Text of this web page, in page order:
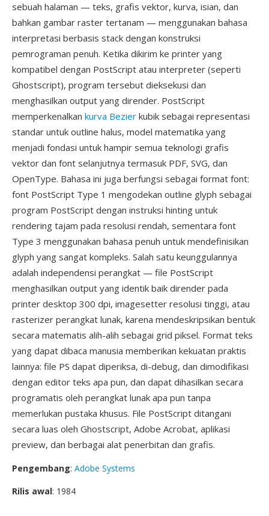
sebuah halaman — teks, grafis vektor, kurva, isian, dan
bahkan gambar raster tertanam — menggunakan bahasa
interpretasi berbasis stack dengan konstruksi
pemrograman penuh. Ketika dikirim ke printer yang
kompatibel dengan PostScript atau interpreter (seperti
Ghostscript), program tersebut dieksekusi dan
menghasilkan output yang dirender. PostScript
memperkenalkan kurva Bezier kubik sebagai representasi
standar untuk outline halus, model matematika yang
menjadi fondasi untuk hampir semua teknologi grafis
vektor dan font selanjutnya termasuk PDF, SVG, dan
OpenType. Bahasa ini juga berfungsi sebagai format font:
font PostScript Type 1 mengodekan outline glyph sebagai
program PostScript dengan instruksi hinting untuk
rendering tajam pada resolusi rendah, sementara font
Type 3 menggunakan bahasa penuh untuk mendefinisikan
glyph yang sangat kompleks. Salah satu keunggulannya
adalah independensi perangkat — file PostScript
menghasilkan output yang identik baik dirender pada
printer desktop 300 dpi, imagesetter resolusi tinggi, atau
rasterizer perangkat lunak, karena mendeskripsikan bentuk
secara matematis alih-alih sebagai grid piksel. Format teks
yang dapat dibaca manusia memberikan kekuatan praktis
lainnya: file PS dapat diperiksa, di-debug, dan dimodifikasi
dengan editor teks apa pun, dan dapat dihasilkan secara
programatis oleh perangkat lunak apa pun tanpa
memerlukan pustaka khusus. File PostScript ditangani
secara luas oleh Ghostscript, Adobe Acrobat, aplikasi
preview, dan berbagai alat penerbitan dan grafis.
Pengembang: Adobe Systems
Rilis awal: 1984